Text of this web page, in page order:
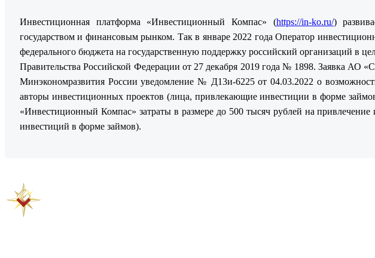
Инвестиционная платформа «Инвестиционный Компас» (https://in-ko.ru/)
государством и финансовым рынком. Так в январе 2022 года Оператор
федерального бюджета на государственную поддержку российский организаций в
Правительства Российской Федерации от 27 декабря 2019 года № 1898. Заявка
Минэкономразвития России уведомление № Д13и-6225 от 04.03.2022 о
авторы инвестиционных проектов (лица, привлекающие инвестиции в форме
«Инвестиционный Компас» затраты в размере до 500 тысяч рублей на
инвестиций в форме займов).